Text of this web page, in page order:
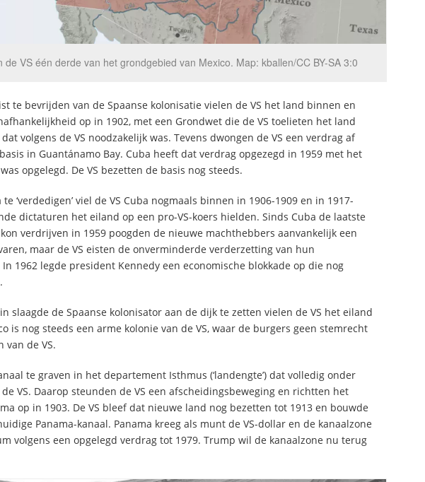
de VS één derde van het grondgebied van Mexico. Map: kballen/CC BY-SA 3:0
te bevrijden van de Spaanse kolonisatie vielen de VS het land binnen en
op in 1902, met een Grondwet die de VS toelieten het land
volgens de VS noodzakelijk was. Tevens dwongen de VS een verdrag af
in Guantánamo Bay. Cuba heeft dat verdrag opgezegd in 1959 met het
opgelegd. De VS bezetten de basis nog steeds.
‘verdedigen’ viel de VS Cuba nogmaals binnen in 1906-1909 en in 1917-
dictaturen het eiland op een pro-VS-koers hielden. Sinds Cuba de laatste
verdrijven in 1959 poogden de nieuwe machthebbers aanvankelijk een
maar de VS eisten de onverminderde verderzetting van hun
1962 legde president Kennedy een economische blokkade op die nog
slaagde de Spaanse kolonisator aan de dijk te zetten vielen de VS het eiland
is nog steeds een arme kolonie van de VS, waar de burgers geen stemrecht
van de VS.
te graven in het departement Isthmus (‘landengte’) dat volledig onder
VS. Daarop steunden de VS een afscheidingsbeweging en richtten het
op in 1903. De VS bleef dat nieuwe land nog bezetten tot 1913 en bouwde
Panama-kanaal. Panama kreeg als munt de VS-dollar en de kanaalzone
volgens een opgelegd verdrag tot 1979. Trump wil de kanaalzone nu terug